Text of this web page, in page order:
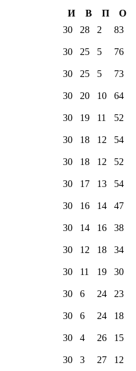
И В П
О
30 28 2 83
30 25 5 76
30 25 5 73
30 20 10 64
30 19 11 52
30 18 12 54
30 18 12 52
30 17 13 54
30 16 14 47
30 14 16 38
30 12 18 34
30 11 19 30
30 6 24 23
30 6 24 18
30 4 26 15
30 3 27 12